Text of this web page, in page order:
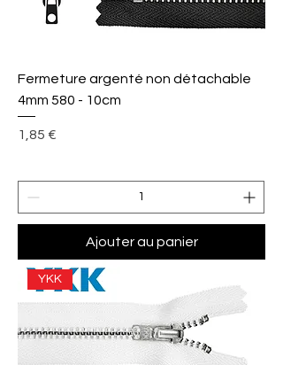
Fermeture argenté non détachable
4mm 580 - 10cm
Prix
1,85 €
Ajouter au panier
YKK